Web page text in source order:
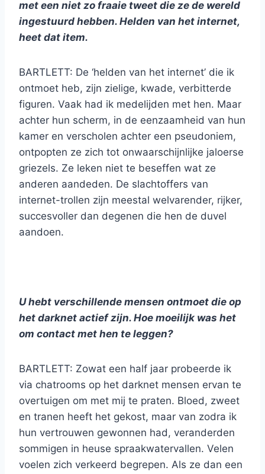
met een niet zo fraaie tweet die ze de wereld
ingestuurd hebben. Helden van het internet,
heet dat item.
BARTLETT: De ‘helden van het internet’ die ik
ontmoet heb, zijn zielige, kwade, verbitterde
figuren. Vaak had ik medelijden met hen. Maar
achter hun scherm, in de eenzaamheid van hun
kamer en verscholen achter een pseudoniem,
ontpopten ze zich tot onwaarschijnlijke jaloerse
griezels. Ze leken niet te beseffen wat ze
anderen aandeden. De slachtoffers van
internet-trollen zijn meestal welvarender, rijker,
succesvoller dan degenen die hen de duvel
aandoen.
U hebt verschillende mensen ontmoet die op
het darknet actief zijn. Hoe moeilijk was het
om contact met hen te leggen?
BARTLETT: Zowat een half jaar probeerde ik
via chatrooms op het darknet mensen ervan te
overtuigen om met mij te praten. Bloed, zweet
en tranen heeft het gekost, maar van zodra ik
hun vertrouwen gewonnen had, veranderden
sommigen in heuse spraakwatervallen. Velen
voelen zich verkeerd begrepen. Als ze dan een